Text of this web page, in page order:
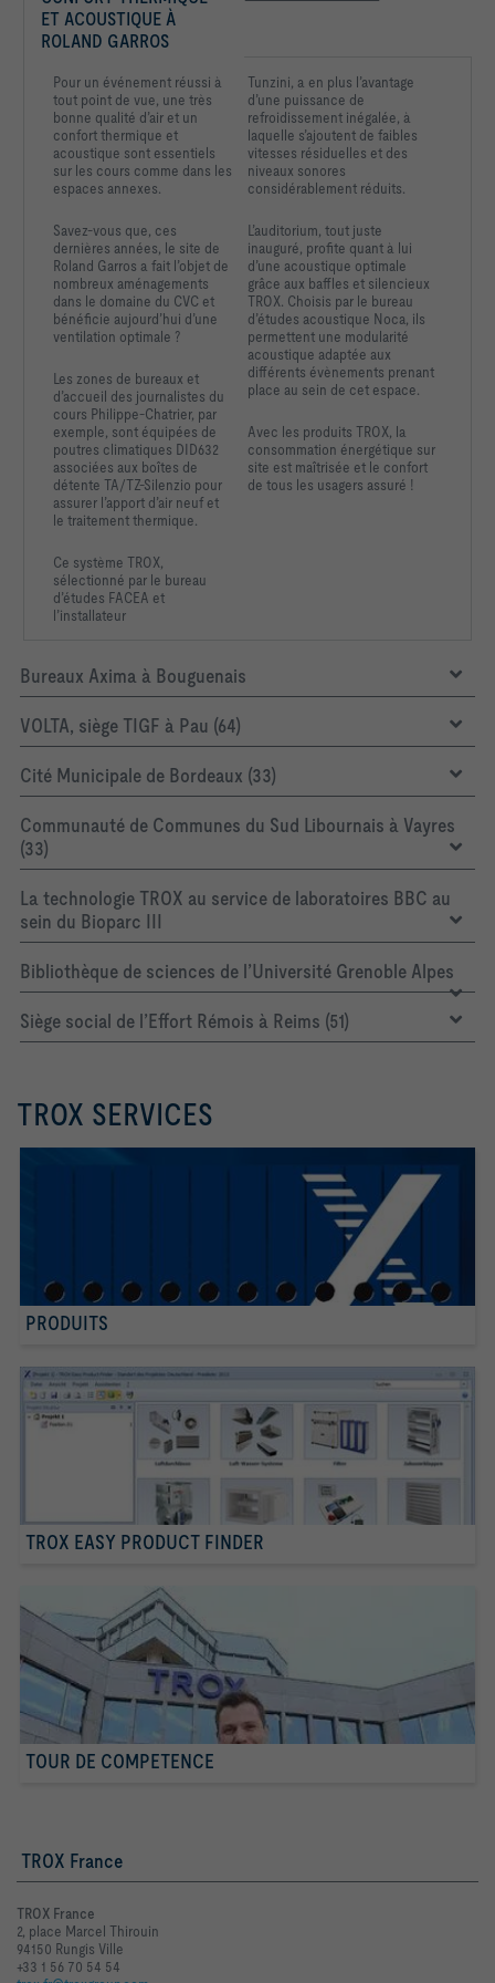
ET ACOUSTIQUE À
ROLAND GARROS
Pour un événement réussi à
tout point de vue, une très
bonne qualité d’air et un
confort thermique et
acoustique sont essentiels
sur les cours comme dans les
espaces annexes.
Savez-vous que, ces
dernières années, le site de
Roland Garros a fait l’objet de
nombreux aménagements
dans le domaine du CVC et
bénéficie aujourd’hui d’une
ventilation optimale ?
Les zones de bureaux et
d’accueil des journalistes du
cours Philippe-Chatrier, par
exemple, sont équipées de
poutres climatiques DID632
associées aux boîtes de
détente TA/TZ-Silenzio pour
assurer l’apport d’air neuf et
le traitement thermique.
Ce système TROX,
sélectionné par le bureau
d’études FACEA et
l’installateur
Tunzini, a en plus l’avantage
d’une puissance de
refroidissement inégalée, à
laquelle s’ajoutent de faibles
vitesses résiduelles et des
niveaux sonores
considérablement réduits.
L’auditorium, tout juste
inauguré, profite quant à lui
d’une acoustique optimale
grâce aux baffles et silencieux
TROX. Choisis par le bureau
d’études acoustique Noca, ils
permettent une modularité
acoustique adaptée aux
différents évènements prenant
place au sein de cet espace.
Avec les produits TROX, la
consommation énergétique sur
site est maîtrisée et le confort
de tous les usagers assuré !
Bureaux Axima à Bouguenais
VOLTA, siège TIGF à Pau (64)
Cité Municipale de Bordeaux (33)
Communauté de Communes du Sud Libournais à Vayres
(33)
La technologie TROX au service de laboratoires BBC au
sein du Bioparc III
Bibliothèque de sciences de l’Université Grenoble Alpes
Siège social de l’Effort Rémois à Reims (51)
TROX SERVICES
PRODUITS
TROX EASY PRODUCT FINDER
TOUR DE COMPETENCE
TROX France
TROX France
2, place Marcel Thirouin
94150 Rungis Ville
+33 1 56 70 54 54